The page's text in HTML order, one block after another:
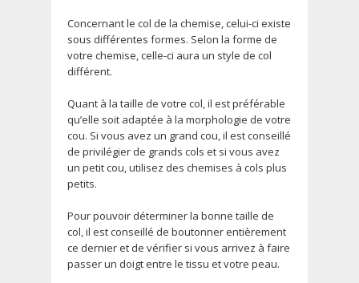
Concernant le col de la chemise, celui-ci existe
sous différentes formes. Selon la forme de
votre chemise, celle-ci aura un style de col
différent.
Quant à la taille de votre col, il est préférable
qu’elle soit adaptée à la morphologie de votre
cou. Si vous avez un grand cou, il est conseillé
de privilégier de grands cols et si vous avez
un petit cou, utilisez des chemises à cols plus
petits.
Pour pouvoir déterminer la bonne taille de
col, il est conseillé de boutonner entièrement
ce dernier et de vérifier si vous arrivez à faire
passer un doigt entre le tissu et votre peau.